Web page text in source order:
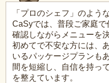
「プロのシェフ」のよう
CaSyでは、普段ご家庭
確認しながらメニューを
初めてで不安な方には、
いるパッケージプランも
間を短縮し、自信を持っ
を整えています。